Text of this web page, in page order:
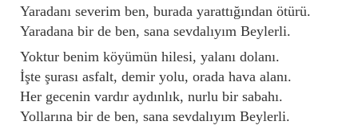
Yaradanı severim ben, burada yarattığından ötürü.
Yaradana bir de ben, sana sevdalıyım Beylerli.
Yoktur benim köyümün hilesi, yalanı dolanı.
İşte şurası asfalt, demir yolu, orada hava alanı.
Her gecenin vardır aydınlık, nurlu bir sabahı.
Yollarına bir de ben, sana sevdalıyım Beylerli.